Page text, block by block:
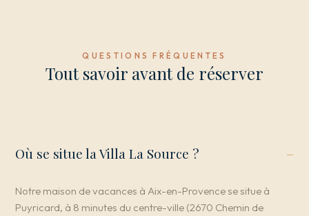
QUESTIONS FRÉQUENTES
Tout savoir avant de réserver
Où se situe la Villa La Source ?
Notre maison de vacances à Aix-en-Provence se situe à
Puyricard, à 8 minutes du centre-ville (2670 Chemin de